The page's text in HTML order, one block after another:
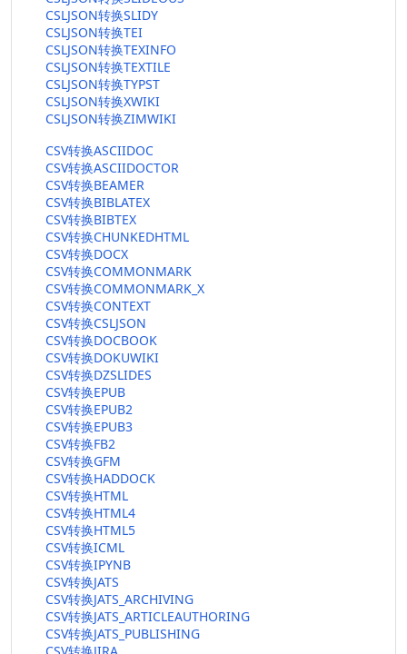
CSLJSON转换SLIDY
CSLJSON转换TEI
CSLJSON转换TEXINFO
CSLJSON转换TEXTILE
CSLJSON转换TYPST
CSLJSON转换XWIKI
CSLJSON转换ZIMWIKI
CSV转换ASCIIDOC
CSV转换ASCIIDOCTOR
CSV转换BEAMER
CSV转换BIBLATEX
CSV转换BIBTEX
CSV转换CHUNKEDHTML
CSV转换DOCX
CSV转换COMMONMARK
CSV转换COMMONMARK_X
CSV转换CONTEXT
CSV转换CSLJSON
CSV转换DOCBOOK
CSV转换DOKUWIKI
CSV转换DZSLIDES
CSV转换EPUB
CSV转换EPUB2
CSV转换EPUB3
CSV转换FB2
CSV转换GFM
CSV转换HADDOCK
CSV转换HTML
CSV转换HTML4
CSV转换HTML5
CSV转换ICML
CSV转换IPYNB
CSV转换JATS
CSV转换JATS_ARCHIVING
CSV转换JATS_ARTICLEAUTHORING
CSV转换JATS_PUBLISHING